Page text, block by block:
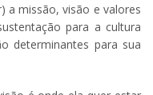
a missão, visão e valores
para a cultura
determinantes para sua